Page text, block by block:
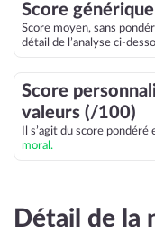
Score
Score moyen, sans
détail de l’analyse ci-
Score
valeurs (/100)
Il s’agit du score
moral.
Détail de la